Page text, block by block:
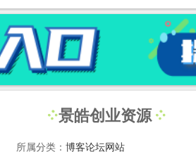
景皓创业资源
所属分类：博客论坛网站